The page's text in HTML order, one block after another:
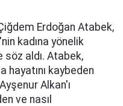
Erdoğan Atabek,
kadına yönelik
aldı. Atabek,
hayatını kaybeden
Alkan'ı
ve nasıl